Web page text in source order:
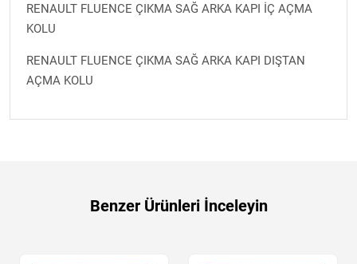
RENAULT FLUENCE ÇIKMA SAĞ ARKA KAPI İÇ AÇMA
KOLU
RENAULT FLUENCE ÇIKMA SAĞ ARKA KAPI DIŞTAN
AÇMA KOLU
Benzer Ürünleri İnceleyin